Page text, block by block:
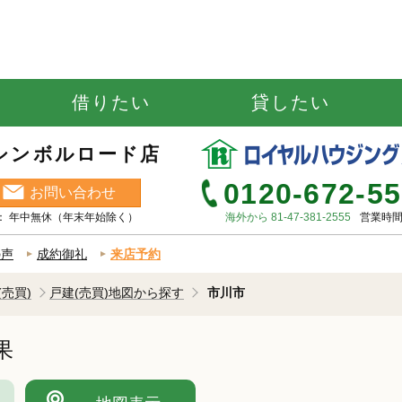
借りたい 貸したい
ンボルロード店
お問い合わせ
中無休（年末年始除く）
0120-672-
海外から 81-47-381-2555 営業時
成約御礼 来店予約
買) 戸建(売買)地図から探す 市川市